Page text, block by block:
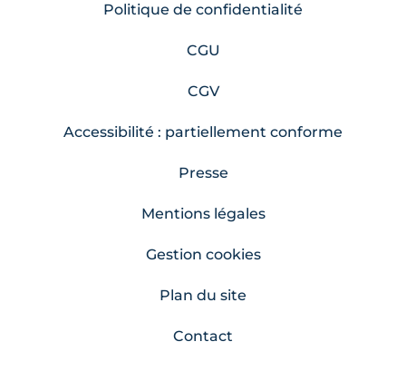
Politique de confidentialité
CGU
CGV
Accessibilité : partiellement conforme
Presse
Mentions légales
Gestion cookies
Plan du site
Contact